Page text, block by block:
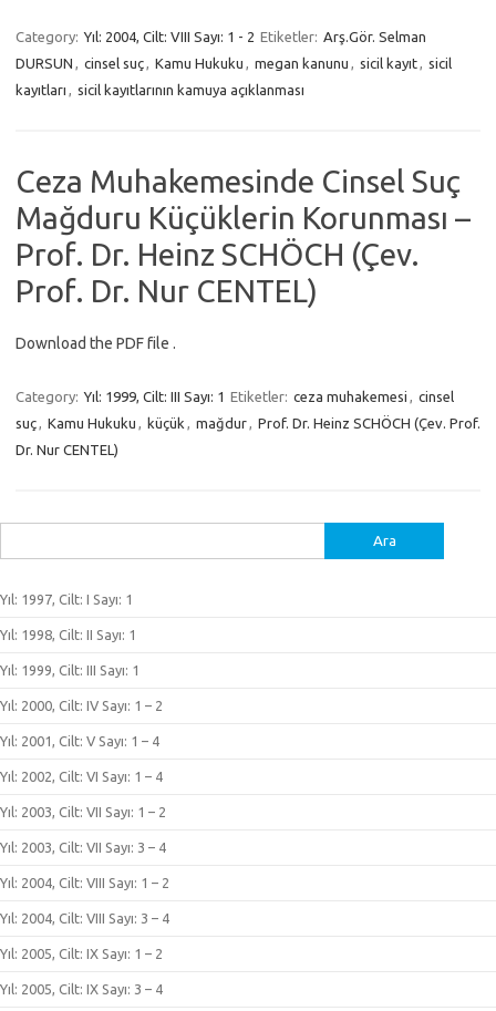
Category: Yıl: 2004, Cilt: VIII Sayı: 1 - 2 Etiketler: Arş.Gör. Selman
DURSUN
cinsel suç Kamu Hukuku megan kanunu sicil kayıt
sicil
kayıtları
sicil kayıtlarının kamuya açıklanması
Ceza Muhakemesinde Cinsel Suç
Mağduru Küçüklerin Korunması –
Prof. Dr. Heinz SCHÖCH (Çev.
Prof. Dr. Nur CENTEL)
Download the PDF file .
Category: Yıl: 1999, Cilt: III Sayı: 1 Etiketler: ceza muhakemesi
cinsel
suç
Kamu Hukuku küçük mağdur
Prof. Dr. Heinz SCHÖCH (Çev. Prof.
Dr. Nur CENTEL)
Yıl: 1997, Cilt: I Sayı: 1
Yıl: 1998, Cilt: II Sayı: 1
Yıl: 1999, Cilt: III Sayı: 1
Yıl: 2000, Cilt: IV Sayı: 1 – 2
Yıl: 2001, Cilt: V Sayı: 1 – 4
Yıl: 2002, Cilt: VI Sayı: 1 – 4
Yıl: 2003, Cilt: VII Sayı: 1 – 2
Yıl: 2003, Cilt: VII Sayı: 3 – 4
Yıl: 2004, Cilt: VIII Sayı: 1 – 2
Yıl: 2004, Cilt: VIII Sayı: 3 – 4
Yıl: 2005, Cilt: IX Sayı: 1 – 2
Yıl: 2005, Cilt: IX Sayı: 3 – 4